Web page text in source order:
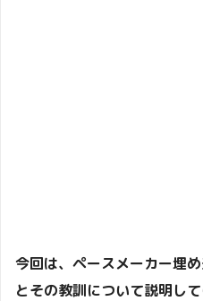
今回は、ペースメーカー埋
とその教訓について説明し